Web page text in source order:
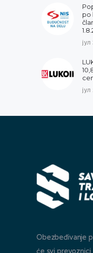
po
Obezbeđivanje
će svi prevoznici